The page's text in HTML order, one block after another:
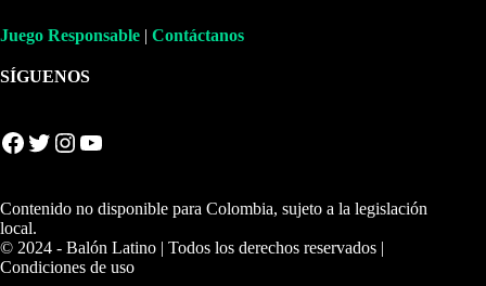
Juego Responsable | Contáctanos
SÍGUENOS
Facebook Twitter Instagram YouTube
Contenido no disponible para Colombia, sujeto a la legislación
local.
© 2024 - Balón Latino | Todos los derechos reservados |
Condiciones de uso